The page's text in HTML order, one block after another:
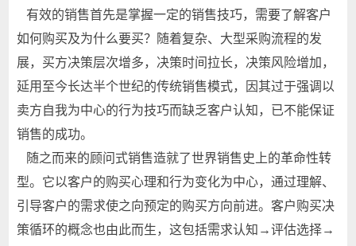
有效的销售首先是掌握一定的销售技巧，需要了解客户
如何购买及为什么要买？随着复杂、大型采购流程的发
展，买方决策层次增多，决策时间拉长，决策风险增加，
延用至今长达半个世纪的传统销售模式，因其过于强调以
卖方自我为中心的行为技巧而缺乏客户认知，已不能保证
销售的成功。
随之而来的顾问式销售造就了世界销售史上的革命性转
型。它以客户的购买心理和行为变化为中心，通过理解、
引导客户的需求使之向预定的购买方向前进。客户购买决
策循环的概念也由此而生，这包括需求认知→评估选择→